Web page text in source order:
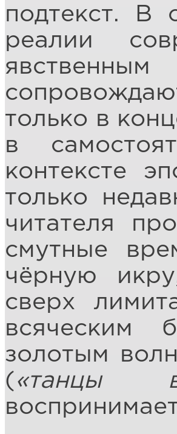
подтекст. В
реалии
только в
в
контексте
только
читателя
смутные
чёрную
сверх
всяческим
золотым
( «танцы